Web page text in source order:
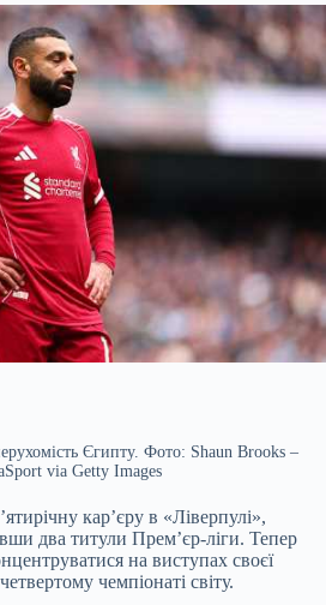
Єгипту. Фото: Shaun Brooks –
via Getty Images
кар’єру в «Ліверпулі»,
два титули Прем’єр-ліги. Тепер
на виступах своєї
чемпіонаті світу.